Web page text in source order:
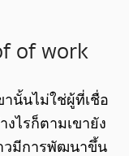
of work
านั้นไม่ใช่ผู้ที่เชื่อ
ไรก็ตามเขายัง
วมีการพัฒนาขึ้น